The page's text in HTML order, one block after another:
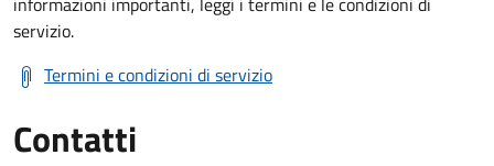
servizio.
Termini e condizioni di servizio
Contatti